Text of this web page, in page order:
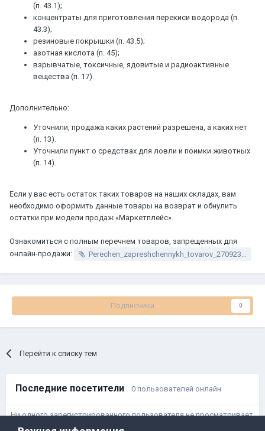
(п. 43.1);
концентраты для приготовления перекиси водорода (п.
43.3);
резиновые покрышки (п. 43.5);
азотная кислота (п. 45);
взрывчатые, токсичные, ядовитые и радиоактивные
вещества (п. 17).
Дополнительно:
Уточнили, продажа каких растений разрешена, а каких нет
(п. 13).
Уточнили пункт о средствах для ловли и поимки животных
(п. 14).
Если у вас есть остаток таких товаров на наших складах, вам
необходимо оформить данные товары на возврат и обнулить
остатки при модели продаж «Маркетплейс».
Ознакомиться с полным перечнем товаров, запрещенных для
онлайн-продажи:
Perechen_zapreshchennykh_tovarov_270923.pdf
Подписчики 0
Перейти к списку тем
Последние посетители 0 пользователей онлайн
Ни одного зарегистрированного пользователя не просматривает
данную страницу